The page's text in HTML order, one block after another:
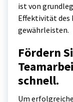
ist von
Effektivität des
gewährleisten.
Fördern
schnell.
Um